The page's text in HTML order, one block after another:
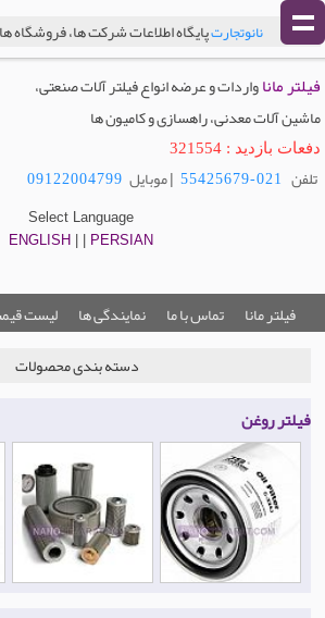
نانوتجارتپایگاه اطلاعات شرکت ها، فروشگاه
فیلتر ماناواردات و عرضه انواع فیلتر آلات صنعتی،
ماشین آلات معدنی، راهسازی و کامیون ها
دفعات بازدید : 321554
تلفن 021-55425679 | موبایل 09122004799
Select Language
ENGLISH | | PERSIAN
فیلتر مانا تماس با ما نمایندگی ها
لیست
دسته بندی محصولات
فیلتر روغن